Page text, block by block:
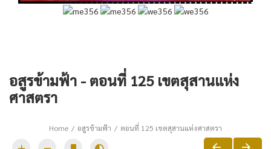
อสูรข้ามฟ้า - ตอนที่ 125 เขตสุสานแห่ง
ศาสตรา
Home อสูรข้ามฟ้า ตอนที่ 125 เขตสุสานแห่งศาสตรา